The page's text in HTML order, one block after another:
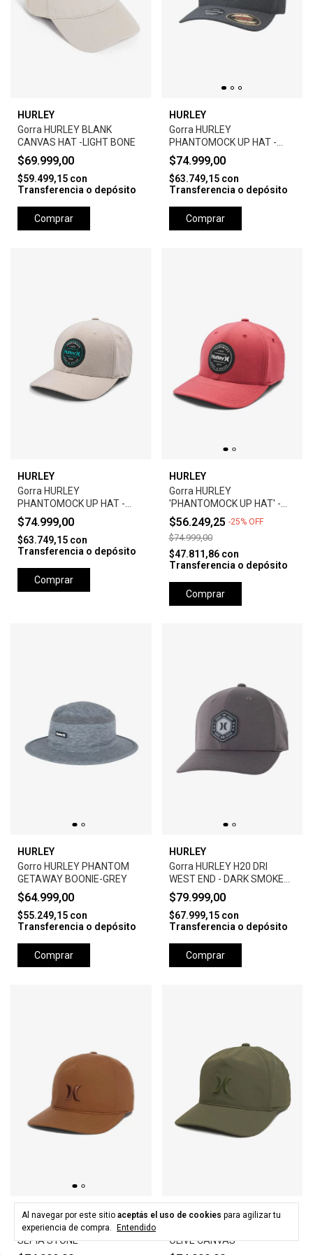
Al navegar por este sitio aceptás el uso de cookies para agilizar tu
experiencia de compra.
Entendido
HURLEY
Gorra HURLEY BLANK
CANVAS HAT -LIGHT BONE
$69.999,00
$59.499,15 con
Transferencia o depósito
Comprar
HURLEY
Gorra HURLEY
PHANTOMOCK UP HAT -
BLACK
$74.999,00
$63.749,15 con
Transferencia o depósito
Comprar
HURLEY
Gorra HURLEY
PHANTOMOCK UP HAT -
GREY
$74.999,00
$63.749,15 con
Transferencia o depósito
Comprar
HURLEY
Gorra HURLEY
'PHANTOMOCK UP HAT' -
UNIVERSTY RED
$56.249,25 -25% OFF
$74.999,00
$47.811,86 con
Transferencia o depósito
Comprar
HURLEY
Gorro HURLEY PHANTOM
GETAWAY BOONIE-GREY
$64.999,00
$55.249,15 con
Transferencia o depósito
Comprar
HURLEY
Gorra HURLEY H20 DRI
WEST END - DARK SMOKE
GREY
$79.999,00
$67.999,15 con
Transferencia o depósito
Comprar
HURLEY
Gorra HURLEY LEVELS HAT -
SEPIA STONE
HURLEY
OLIVE CANVAS